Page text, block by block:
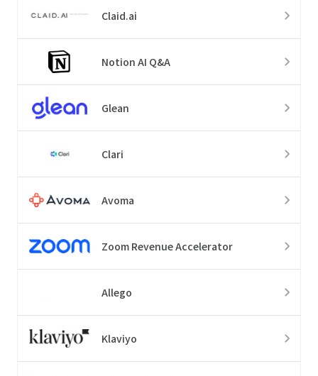
Claid.ai
Notion AI Q&A
Glean
Clari
Avoma
Zoom Revenue Accelerator
Allego
Klaviyo